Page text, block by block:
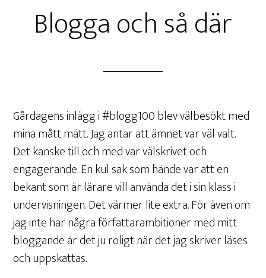
Blogga och så där
Gårdagens inlägg i #blogg100 blev välbesökt med
mina mått mätt. Jag antar att ämnet var väl valt.
Det kanske till och med var välskrivet och
engagerande. En kul sak som hände var att en
bekant som är lärare vill använda det i sin klass i
undervisningen. Det värmer lite extra. För även om
jag inte har några författarambitioner med mitt
bloggande är det ju roligt när det jag skriver läses
och uppskattas.